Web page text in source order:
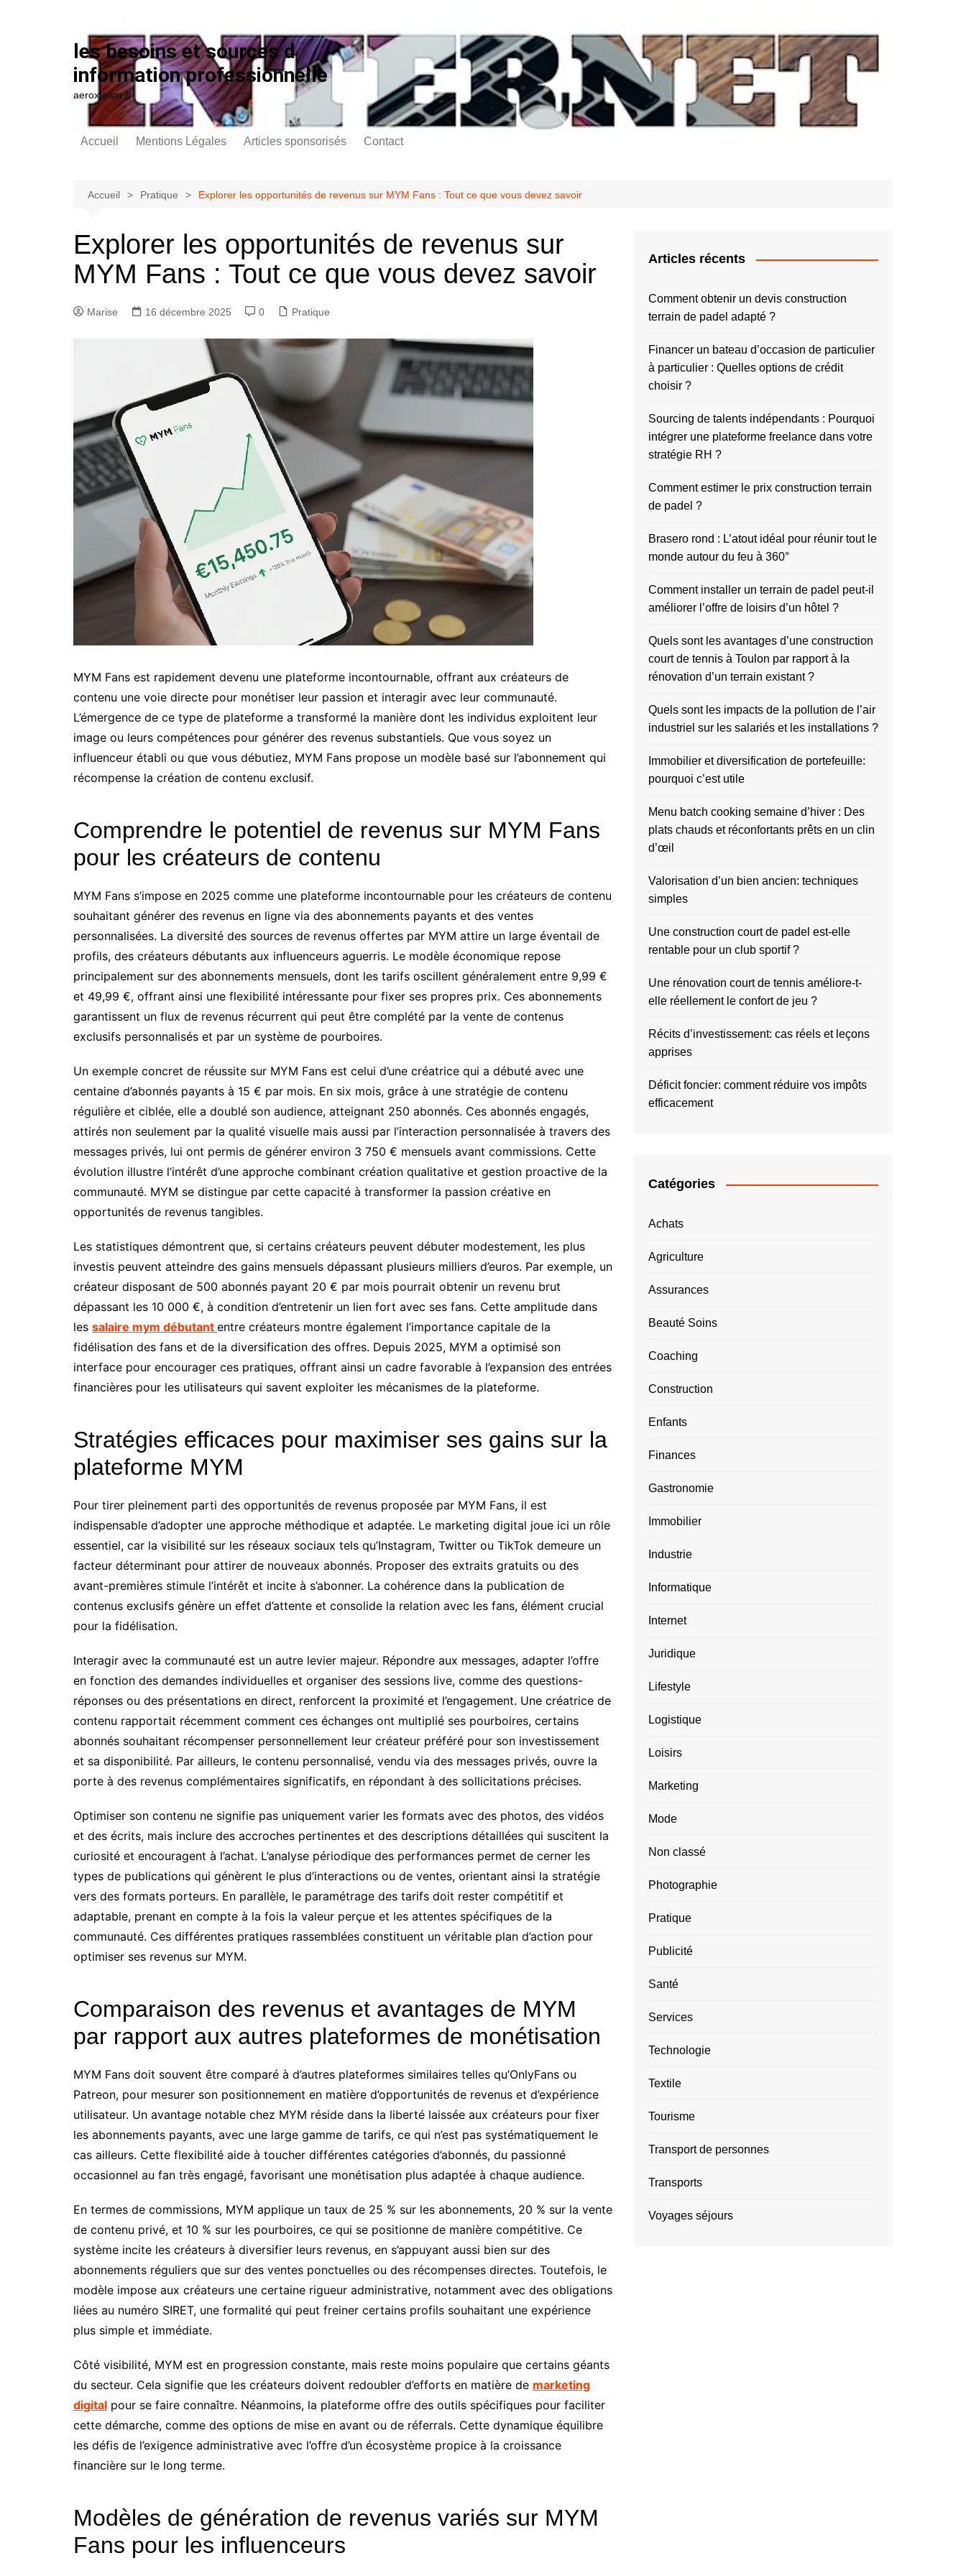
les besoins et sources d
information professionnelle
aeroxteam.fr
Accueil Mentions Légales Articles sponsorisés Contact
Accueil Pratique Explorer les opportunités de revenus sur MYM Fans : Tout ce que vous devez savoir
Explorer les opportunités de revenus sur
MYM Fans : Tout ce que vous devez savoir
Marise 16 décembre 2025 0 Pratique
MYM Fans est rapidement devenu une plateforme incontournable, offrant aux créateurs de
contenu une voie directe pour monétiser leur passion et interagir avec leur communauté.
L’émergence de ce type de plateforme a transformé la manière dont les individus exploitent leur
image ou leurs compétences pour générer des revenus substantiels. Que vous soyez un
influenceur établi ou que vous débutiez, MYM Fans propose un modèle basé sur l’abonnement qui
récompense la création de contenu exclusif.
Comprendre le potentiel de revenus sur MYM Fans
pour les créateurs de contenu
MYM Fans s’impose en 2025 comme une plateforme incontournable pour les créateurs de contenu
souhaitant générer des revenus en ligne via des abonnements payants et des ventes
personnalisées. La diversité des sources de revenus offertes par MYM attire un large éventail de
profils, des créateurs débutants aux influenceurs aguerris. Le modèle économique repose
principalement sur des abonnements mensuels, dont les tarifs oscillent généralement entre 9,99 €
et 49,99 €, offrant ainsi une flexibilité intéressante pour fixer ses propres prix. Ces abonnements
garantissent un flux de revenus récurrent qui peut être complété par la vente de contenus
exclusifs personnalisés et par un système de pourboires.
Un exemple concret de réussite sur MYM Fans est celui d’une créatrice qui a débuté avec une
centaine d’abonnés payants à 15 € par mois. En six mois, grâce à une stratégie de contenu
régulière et ciblée, elle a doublé son audience, atteignant 250 abonnés. Ces abonnés engagés,
attirés non seulement par la qualité visuelle mais aussi par l’interaction personnalisée à travers des
messages privés, lui ont permis de générer environ 3 750 € mensuels avant commissions. Cette
évolution illustre l’intérêt d’une approche combinant création qualitative et gestion proactive de la
communauté. MYM se distingue par cette capacité à transformer la passion créative en
opportunités de revenus tangibles.
Les statistiques démontrent que, si certains créateurs peuvent débuter modestement, les plus
investis peuvent atteindre des gains mensuels dépassant plusieurs milliers d’euros. Par exemple, un
créateur disposant de 500 abonnés payant 20 € par mois pourrait obtenir un revenu brut
dépassant les 10 000 €, à condition d’entretenir un lien fort avec ses fans. Cette amplitude dans
les salaire mym débutant entre créateurs montre également l’importance capitale de la
fidélisation des fans et de la diversification des offres. Depuis 2025, MYM a optimisé son
interface pour encourager ces pratiques, offrant ainsi un cadre favorable à l’expansion des entrées
financières pour les utilisateurs qui savent exploiter les mécanismes de la plateforme.
Stratégies efficaces pour maximiser ses gains sur la
plateforme MYM
Pour tirer pleinement parti des opportunités de revenus proposée par MYM Fans, il est
indispensable d’adopter une approche méthodique et adaptée. Le marketing digital joue ici un rôle
essentiel, car la visibilité sur les réseaux sociaux tels qu’Instagram, Twitter ou TikTok demeure un
facteur déterminant pour attirer de nouveaux abonnés. Proposer des extraits gratuits ou des
avant-premières stimule l’intérêt et incite à s’abonner. La cohérence dans la publication de
contenus exclusifs génère un effet d’attente et consolide la relation avec les fans, élément crucial
pour la fidélisation.
Interagir avec la communauté est un autre levier majeur. Répondre aux messages, adapter l’offre
en fonction des demandes individuelles et organiser des sessions live, comme des questions-
réponses ou des présentations en direct, renforcent la proximité et l’engagement. Une créatrice de
contenu rapportait récemment comment ces échanges ont multiplié ses pourboires, certains
abonnés souhaitant récompenser personnellement leur créateur préféré pour son investissement
et sa disponibilité. Par ailleurs, le contenu personnalisé, vendu via des messages privés, ouvre la
porte à des revenus complémentaires significatifs, en répondant à des sollicitations précises.
Optimiser son contenu ne signifie pas uniquement varier les formats avec des photos, des vidéos
et des écrits, mais inclure des accroches pertinentes et des descriptions détaillées qui suscitent la
curiosité et encouragent à l’achat. L’analyse périodique des performances permet de cerner les
types de publications qui génèrent le plus d’interactions ou de ventes, orientant ainsi la stratégie
vers des formats porteurs. En parallèle, le paramétrage des tarifs doit rester compétitif et
adaptable, prenant en compte à la fois la valeur perçue et les attentes spécifiques de la
communauté. Ces différentes pratiques rassemblées constituent un véritable plan d’action pour
optimiser ses revenus sur MYM.
Comparaison des revenus et avantages de MYM
par rapport aux autres plateformes de monétisation
MYM Fans doit souvent être comparé à d’autres plateformes similaires telles qu’OnlyFans ou
Patreon, pour mesurer son positionnement en matière d’opportunités de revenus et d’expérience
utilisateur. Un avantage notable chez MYM réside dans la liberté laissée aux créateurs pour fixer
les abonnements payants, avec une large gamme de tarifs, ce qui n’est pas systématiquement le
cas ailleurs. Cette flexibilité aide à toucher différentes catégories d’abonnés, du passionné
occasionnel au fan très engagé, favorisant une monétisation plus adaptée à chaque audience.
En termes de commissions, MYM applique un taux de 25 % sur les abonnements, 20 % sur la vente
de contenu privé, et 10 % sur les pourboires, ce qui se positionne de manière compétitive. Ce
système incite les créateurs à diversifier leurs revenus, en s’appuyant aussi bien sur des
abonnements réguliers que sur des ventes ponctuelles ou des récompenses directes. Toutefois, le
modèle impose aux créateurs une certaine rigueur administrative, notamment avec des obligations
liées au numéro SIRET, une formalité qui peut freiner certains profils souhaitant une expérience
plus simple et immédiate.
Côté visibilité, MYM est en progression constante, mais reste moins populaire que certains géants
du secteur. Cela signifie que les créateurs doivent redoubler d’efforts en matière de marketing
digital pour se faire connaître. Néanmoins, la plateforme offre des outils spécifiques pour faciliter
cette démarche, comme des options de mise en avant ou de réferrals. Cette dynamique équilibre
les défis de l’exigence administrative avec l’offre d’un écosystème propice à la croissance
financière sur le long terme.
Modèles de génération de revenus variés sur MYM
Fans pour les influenceurs
Articles récents
Comment obtenir un devis construction
terrain de padel adapté ?
Financer un bateau d’occasion de particulier
à particulier : Quelles options de crédit
choisir ?
Sourcing de talents indépendants : Pourquoi
intégrer une plateforme freelance dans votre
stratégie RH ?
Comment estimer le prix construction terrain
de padel ?
Brasero rond : L’atout idéal pour réunir tout le
monde autour du feu à 360°
Comment installer un terrain de padel peut-il
améliorer l’offre de loisirs d’un hôtel ?
Quels sont les avantages d’une construction
court de tennis à Toulon par rapport à la
rénovation d’un terrain existant ?
Quels sont les impacts de la pollution de l’air
industriel sur les salariés et les installations ?
Immobilier et diversification de portefeuille:
pourquoi c’est utile
Menu batch cooking semaine d’hiver : Des
plats chauds et réconfortants prêts en un clin
d’œil
Valorisation d’un bien ancien: techniques
simples
Une construction court de padel est-elle
rentable pour un club sportif ?
Une rénovation court de tennis améliore-t-
elle réellement le confort de jeu ?
Récits d’investissement: cas réels et leçons
apprises
Déficit foncier: comment réduire vos impôts
efficacement
Catégories
Achats
Agriculture
Assurances
Beauté Soins
Coaching
Construction
Enfants
Finances
Gastronomie
Immobilier
Industrie
Informatique
Internet
Juridique
Lifestyle
Logistique
Loisirs
Marketing
Mode
Non classé
Photographie
Pratique
Publicité
Santé
Services
Technologie
Textile
Tourisme
Transport de personnes
Transports
Voyages séjours